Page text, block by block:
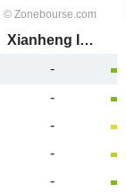
Xianheng International Science&Technology Co., Ltd.
-
-
-
-
-